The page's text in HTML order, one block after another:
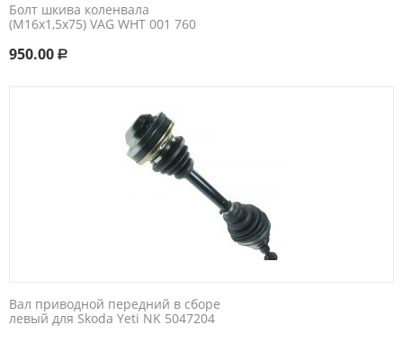
Болт шкива коленвала
(М16x1,5x75) VAG WHT 001 760
950.00 Р
Вал приводной передний в сборе
левый для Skoda Yeti NK 5047204​